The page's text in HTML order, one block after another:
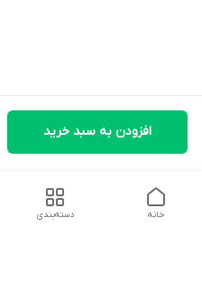
افزودن به سبد خرید
دسته‌بندی خانه